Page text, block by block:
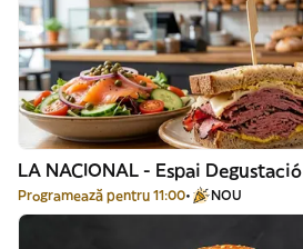
LA NACIONAL - Espai Degustació
Programează pentru 11:00 NOU